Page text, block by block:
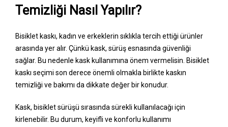
Temizliği Nasıl Yapılır?
Bisiklet kaskı, kadın ve erkeklerin sıklıkla tercih ettiği ürünler
arasında yer alır. Çünkü kask, sürüş esnasında güvenliği
sağlar. Bu nedenle kask kullanımına önem vermelisin. Bisiklet
kaskı seçimi son derece önemli olmakla birlikte kaskın
temizliği ve bakımı da dikkate değer bir konudur.
Kask, bisiklet sürüşü sırasında sürekli kullanılacağı için
kirlenebilir. Bu durum, keyifli ve konforlu kullanımı